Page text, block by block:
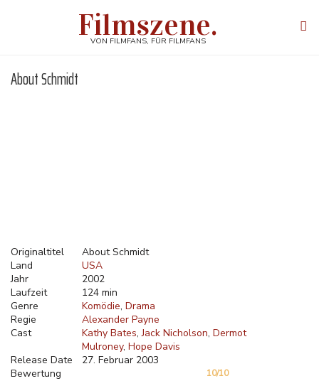
Filmszene.
VON FILMFANS, FÜR FILMFANS
About Schmidt
Originaltitel
About Schmidt
Land
USA
Jahr
2002
Laufzeit
124 min
Genre
Komödie Drama
Regie
Alexander Payne
Cast
Kathy Bates Jack Nicholson Dermot
Mulroney Hope Davis
Release Date
27. Februar 2003
Bewertung
10/10